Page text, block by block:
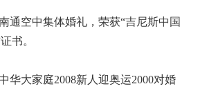
通空中集体婚礼，荣获“吉尼斯中国
书。
华大家庭2008新人迎奥运2000对婚